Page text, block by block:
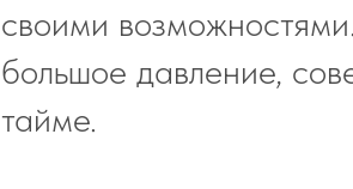
своими
большое давление,
тайме.